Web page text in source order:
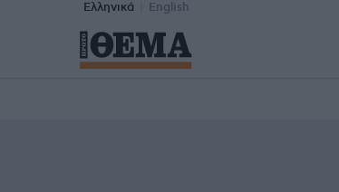
Ελληνικά English